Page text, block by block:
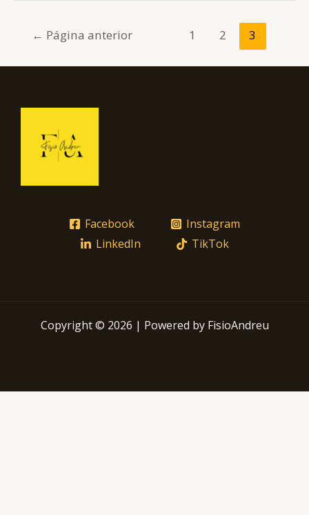
en
Esquí
Navegación
entradas
← Página anterior 1 2 3
Facebook
Instagram
LinkedIn
TikTok
Copyright © 2026 | Powered by FisioAndreu